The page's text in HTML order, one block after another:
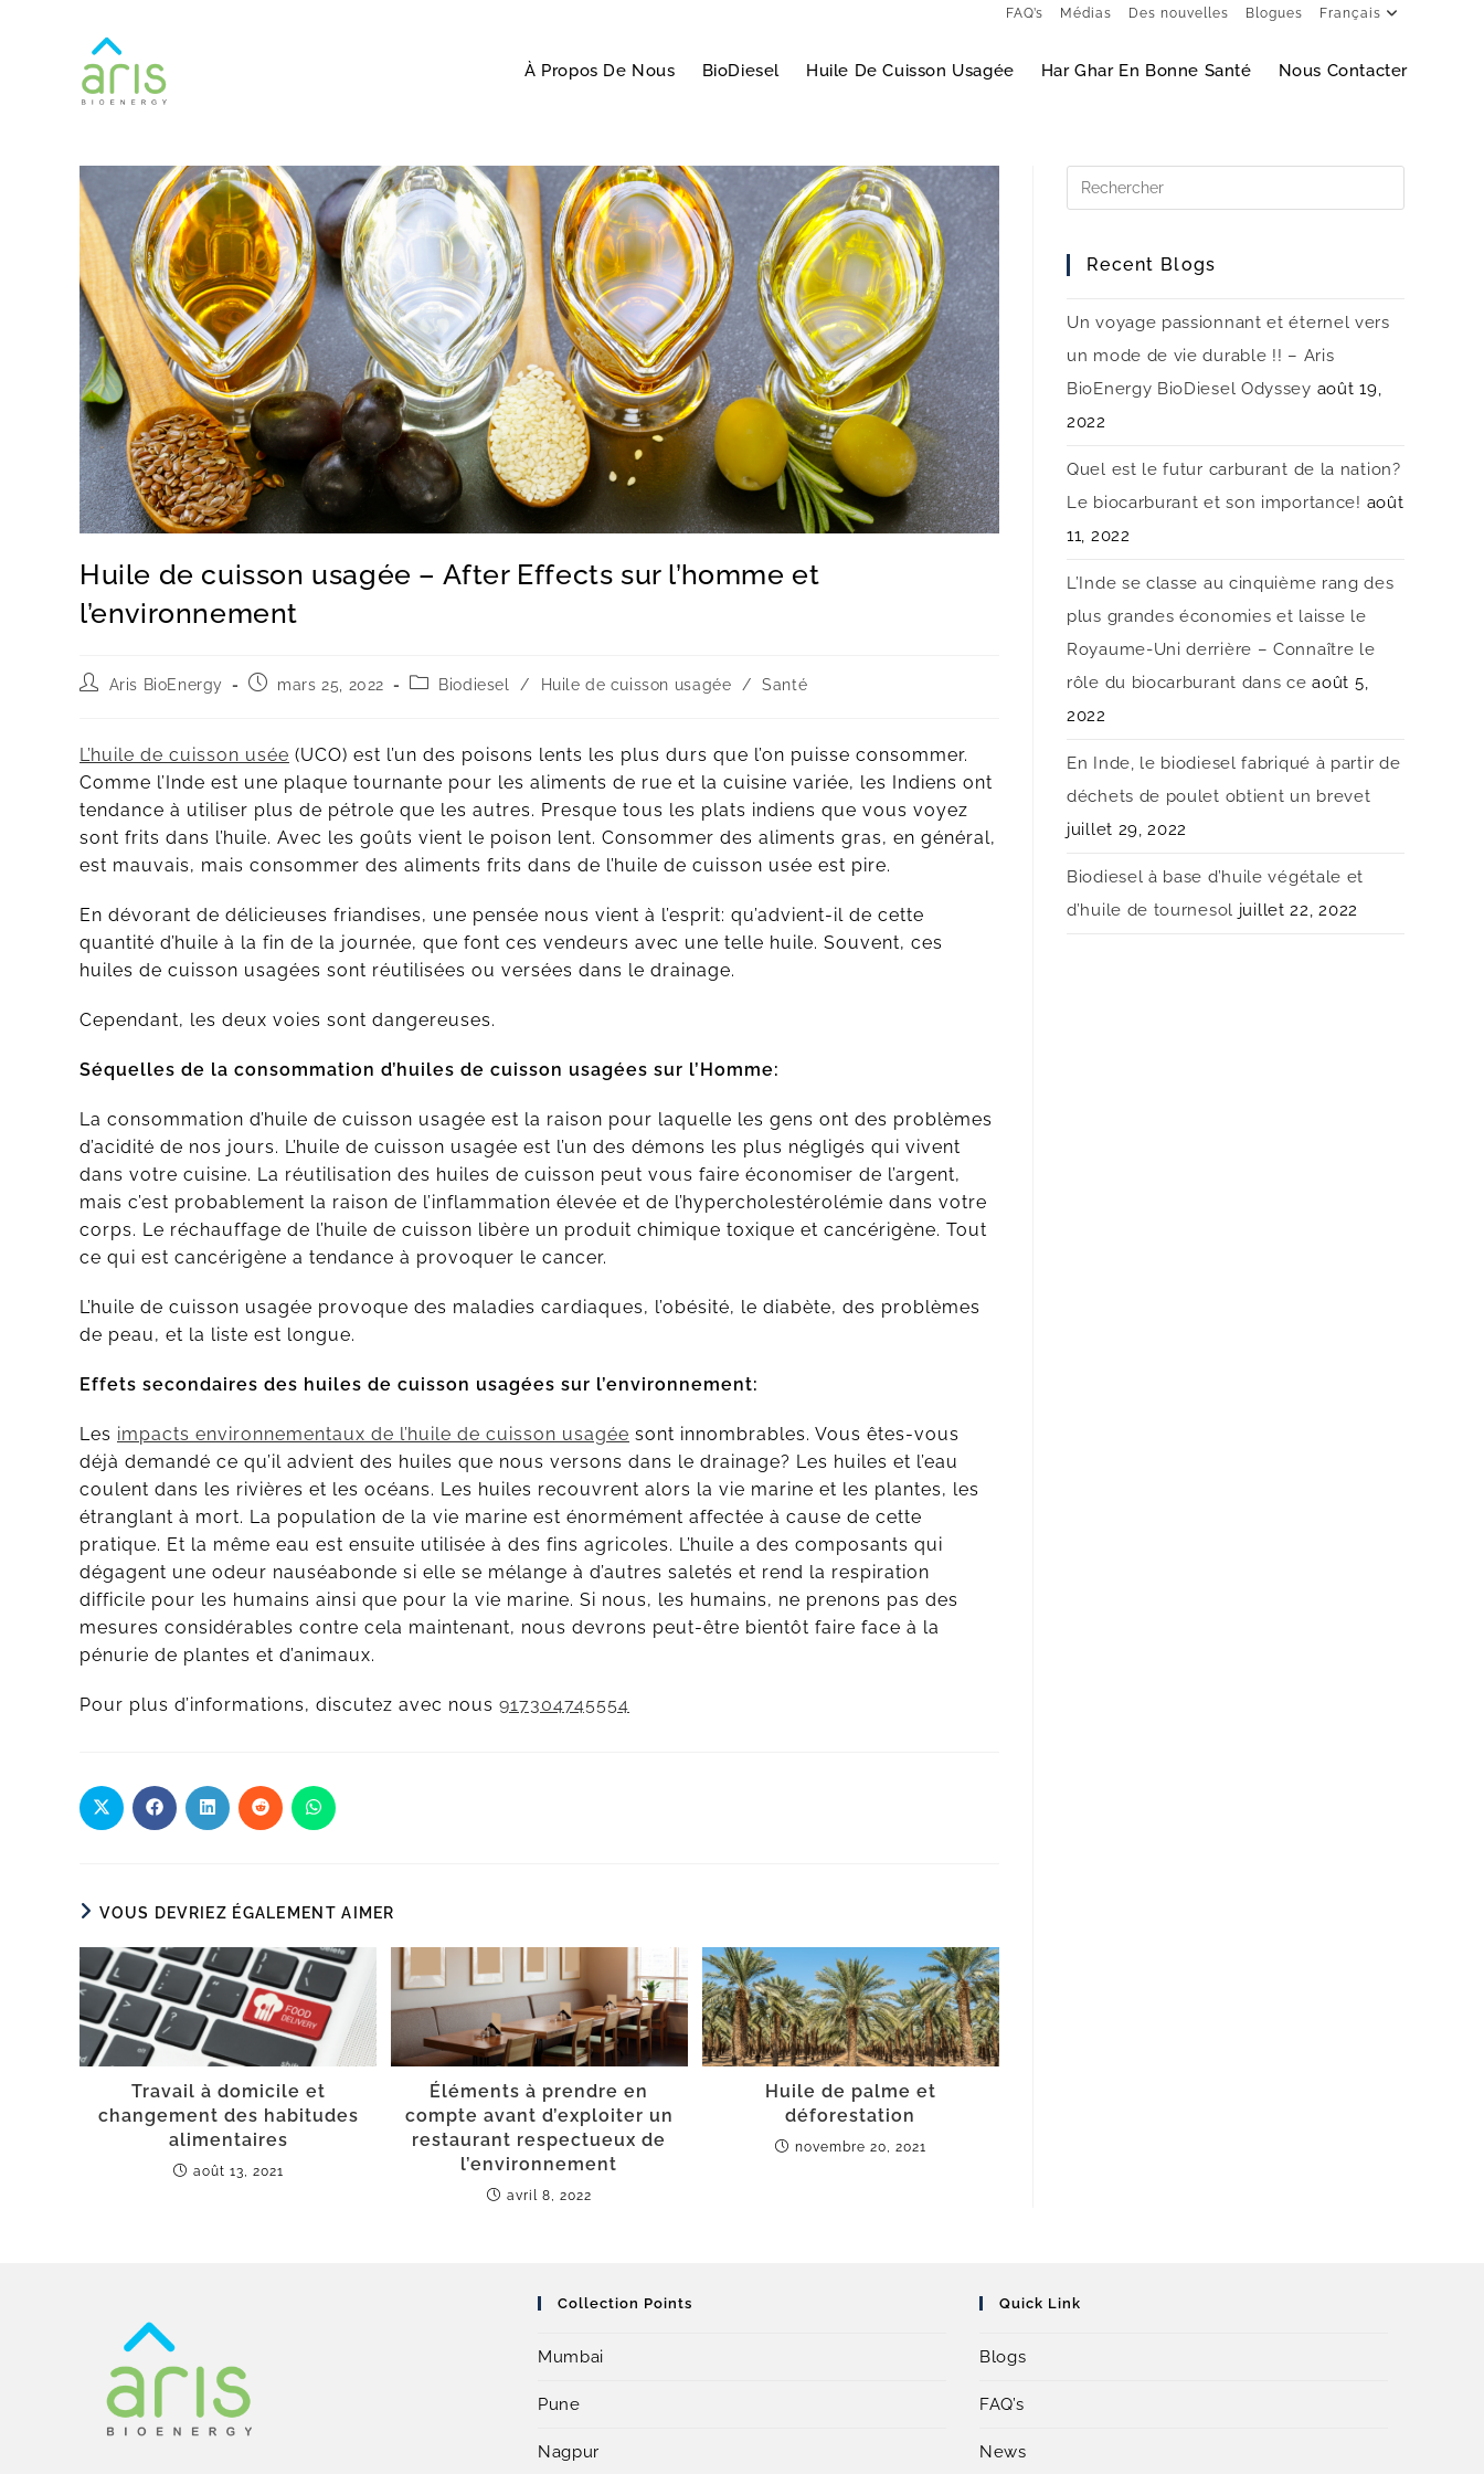
FAQ’s Médias Des nouvelles Blogues Français
À Propos De Nous BioDiesel Huile De Cuisson Usagée Har Ghar En Bonne Santé Nous Contacter
Huile de cuisson usagée – After Effects sur l’homme et
l’environnement
Aris BioEnergy mars 25, 2022 Biodiesel / Huile de cuisson usagée / Santé
L’huile de cuisson usée (UCO) est l’un des poisons lents les plus durs que l’on puisse consommer.
Comme l’Inde est une plaque tournante pour les aliments de rue et la cuisine variée, les Indiens ont
tendance à utiliser plus de pétrole que les autres. Presque tous les plats indiens que vous voyez
sont frits dans l’huile. Avec les goûts vient le poison lent. Consommer des aliments gras, en général,
est mauvais, mais consommer des aliments frits dans de l’huile de cuisson usée est pire.
En dévorant de délicieuses friandises, une pensée nous vient à l’esprit: qu’advient-il de cette
quantité d’huile à la fin de la journée, que font ces vendeurs avec une telle huile. Souvent, ces
huiles de cuisson usagées sont réutilisées ou versées dans le drainage.
Cependant, les deux voies sont dangereuses.
Séquelles de la consommation d’huiles de cuisson usagées sur l’Homme:
La consommation d’huile de cuisson usagée est la raison pour laquelle les gens ont des problèmes
d’acidité de nos jours. L’huile de cuisson usagée est l’un des démons les plus négligés qui vivent
dans votre cuisine. La réutilisation des huiles de cuisson peut vous faire économiser de l’argent,
mais c’est probablement la raison de l’inflammation élevée et de l’hypercholestérolémie dans votre
corps. Le réchauffage de l’huile de cuisson libère un produit chimique toxique et cancérigène. Tout
ce qui est cancérigène a tendance à provoquer le cancer.
L’huile de cuisson usagée provoque des maladies cardiaques, l’obésité, le diabète, des problèmes
de peau, et la liste est longue.
Effets secondaires des huiles de cuisson usagées sur l’environnement:
Les impacts environnementaux de l’huile de cuisson usagée sont innombrables. Vous êtes-vous
déjà demandé ce qu’il advient des huiles que nous versons dans le drainage? Les huiles et l’eau
coulent dans les rivières et les océans. Les huiles recouvrent alors la vie marine et les plantes, les
étranglant à mort. La population de la vie marine est énormément affectée à cause de cette
pratique. Et la même eau est ensuite utilisée à des fins agricoles. L’huile a des composants qui
dégagent une odeur nauséabonde si elle se mélange à d’autres saletés et rend la respiration
difficile pour les humains ainsi que pour la vie marine. Si nous, les humains, ne prenons pas des
mesures considérables contre cela maintenant, nous devrons peut-être bientôt faire face à la
pénurie de plantes et d’animaux.
Pour plus d’informations, discutez avec nous 917304745554
VOUS DEVRIEZ ÉGALEMENT AIMER
Travail à domicile et
changement des habitudes
alimentaires
août 13, 2021
Éléments à prendre en
compte avant d’exploiter un
restaurant respectueux de
l’environnement
avril 8, 2022
Huile de palme et
déforestation
novembre 20, 2021
Recent Blogs
Un voyage passionnant et éternel vers
un mode de vie durable !! – Aris
BioEnergy BioDiesel Odyssey août 19,
2022
Quel est le futur carburant de la nation?
Le biocarburant et son importance! août
11, 2022
L’Inde se classe au cinquième rang des
plus grandes économies et laisse le
Royaume-Uni derrière – Connaître le
rôle du biocarburant dans ce août 5,
2022
En Inde, le biodiesel fabriqué à partir de
déchets de poulet obtient un brevet
juillet 29, 2022
Biodiesel à base d’huile végétale et
d’huile de tournesol juillet 22, 2022
Collection Points
Mumbai
Pune
Nagpur
Quick Link
Blogs
FAQ’s
News